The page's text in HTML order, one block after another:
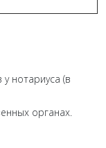
нотариуса (в
органах.